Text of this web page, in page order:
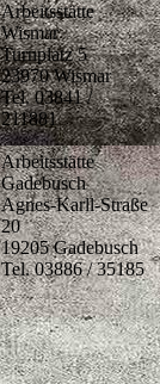
Arbeitsstätte
Wismar
Turnplatz 5
23970 Wismar
Tel. 03841 /
211881
Arbeitsstätte
Gadebusch
Agnes-Karll-Straße
20
19205 Gadebusch
Tel. 03886 / 35185